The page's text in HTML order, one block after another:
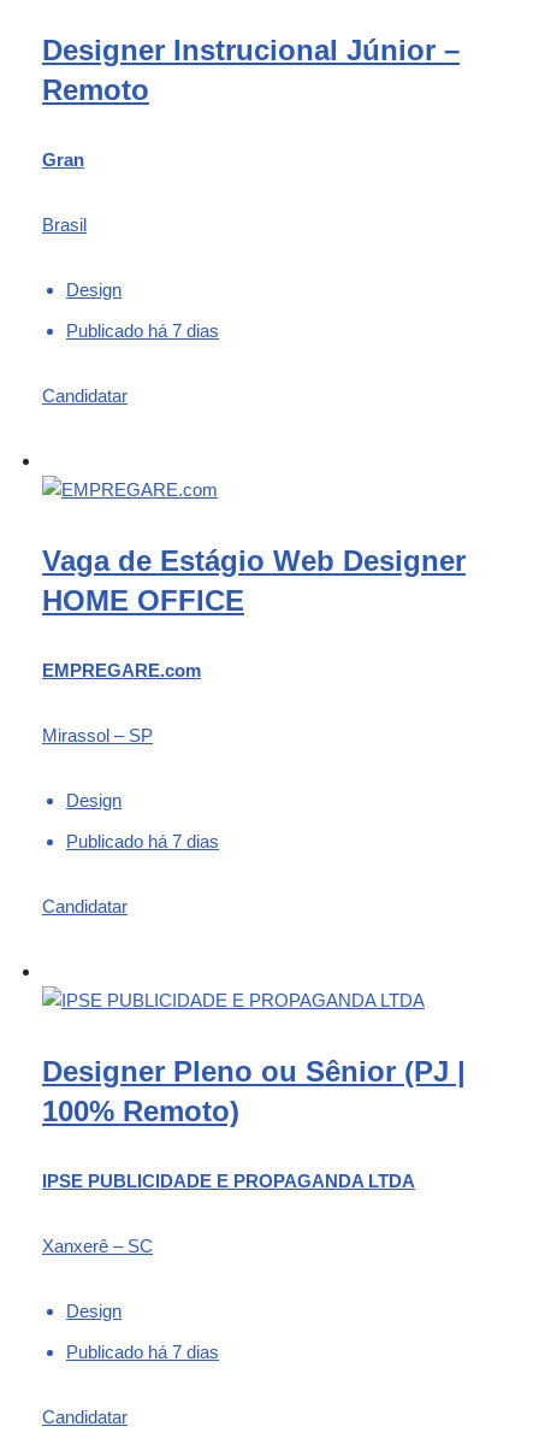
Designer Instrucional Júnior –
Remoto
Gran
Brasil
Design
Publicado há 7 dias
Candidatar
Vaga de Estágio Web Designer
HOME OFFICE
EMPREGARE.com
Mirassol – SP
Design
Publicado há 7 dias
Candidatar
Designer Pleno ou Sênior (PJ |
100% Remoto)
IPSE PUBLICIDADE E PROPAGANDA LTDA
Xanxerê – SC
Design
Publicado há 7 dias
Candidatar